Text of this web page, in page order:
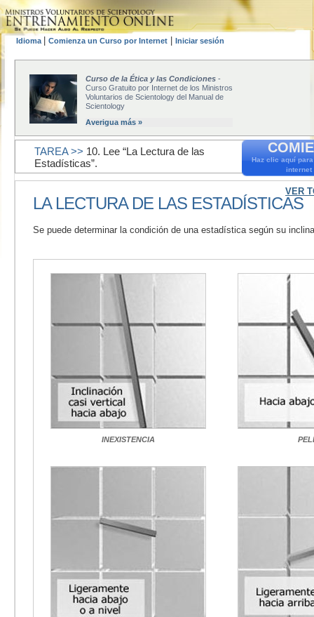
Idioma Comienza un Curso por Internet Iniciar sesión
Curso de la Ética y las Condiciones -
Curso Gratuito por Internet de los Ministros
Voluntarios de Scientology del Manual de
Scientology
Averigua más »
Haz clic aquí
internet
VER
TAREA >> 10. Lee “La Lectura de las
Estadísticas”.
LA LECTURA DE LAS ESTADÍSTICAS
Se puede determinar la condición de una estadística según su
INEXISTENCIA